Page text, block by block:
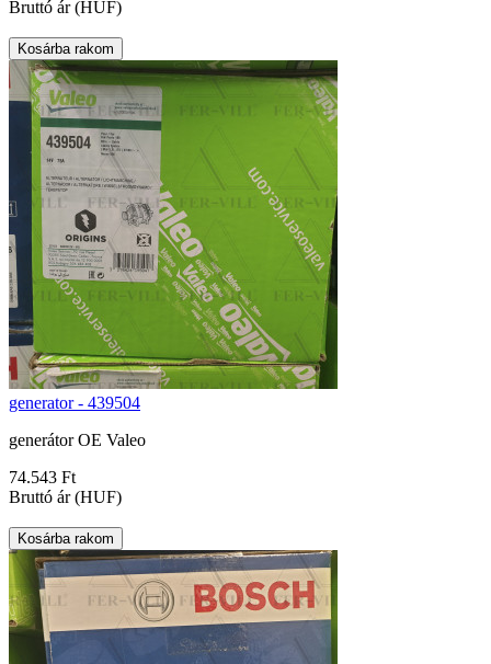
Bruttó ár (HUF)
generator - 439504
generátor OE Valeo
74.543 Ft
Bruttó ár (HUF)